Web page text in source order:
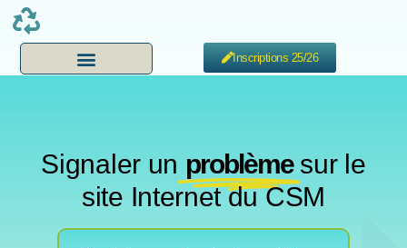
Inscriptions 25/26
Signaler un problème sur le
site Internet du CSM